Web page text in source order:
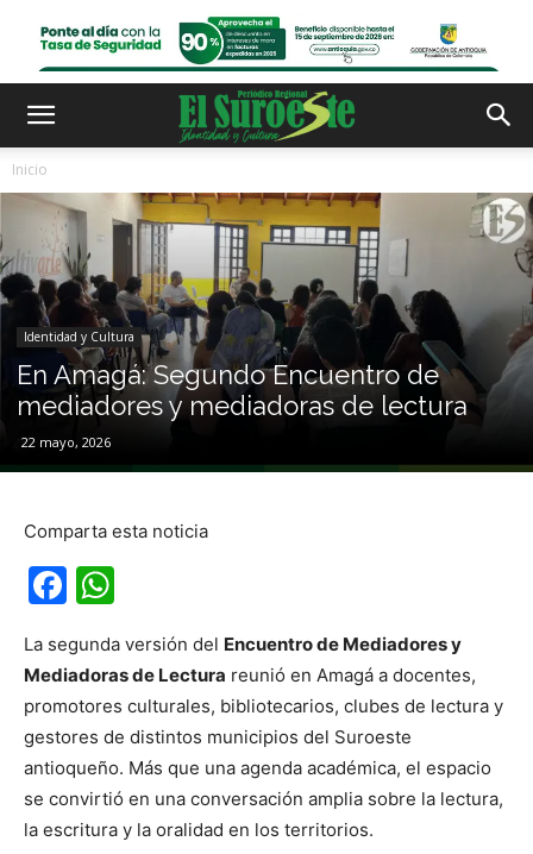
Inicio
Identidad y Cultura
En Amagá: Segundo Encuentro de
mediadores y mediadoras de lectura
22 mayo, 2026
Comparta esta noticia
Facebook
La segunda versión del Encuentro de Mediadores y
Mediadoras de Lectura reunió en Amagá a docentes,
promotores culturales, bibliotecarios, clubes de lectura y
gestores de distintos municipios del Suroeste
antioqueño. Más que una agenda académica, el espacio
se convirtió en una conversación amplia sobre la lectura,
la escritura y la oralidad en los territorios.